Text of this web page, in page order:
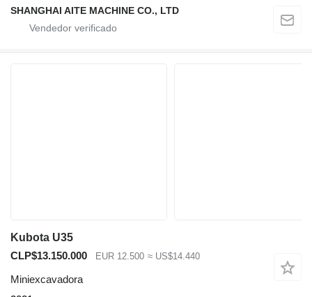
SHANGHAI AITE MACHINE CO., LTD
Kubota U35
CLP$13.150.000
EUR 12.500 ≈ US$14.440
Miniexcavadora